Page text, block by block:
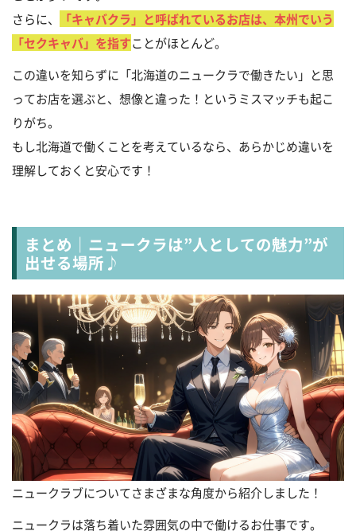
さらに、
「キャバクラ」と呼ばれているお店は、本州でいう
「セクキャバ」を指すことがほとんど。
この違いを知らずに「北海道のニュークラで働きたい」と思
ってお店を選ぶと、想像と違った！というミスマッチも起こ
りがち。
もし北海道で働くことを考えているなら、あらかじめ違いを
理解しておくと安心です！
まとめ｜ニュークラは”人としての魅力”が
出せる場所♪
ニュークラブについてさまざまな角度から紹介しました！
ニュークラは落ち着いた雰囲気の中で働けるお仕事です。